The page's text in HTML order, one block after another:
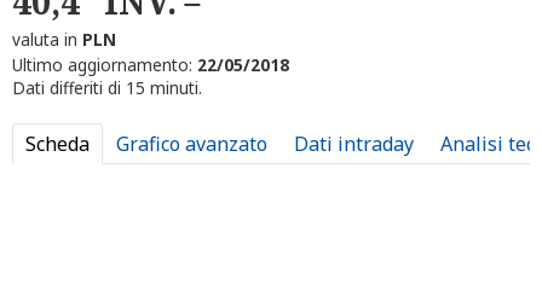
valuta in PLN
Ultimo aggiornamento: 22/05/2018
Dati differiti di 15 minuti.
Scheda Grafico avanzato Dati intraday Analisi